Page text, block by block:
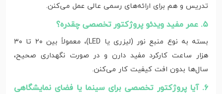
تدریس و هم برای ارائه‌های رسمی عالی عمل می‌کنن.
۵. عمر مفید ویدئو پروژکتور تخصصی چقدره؟
بسته به نوع منبع نور (لیزری یا LED)، معمولاً بین ۲۰ تا ۳۰
هزار ساعت کارکرد مفید دارن و در صورت نگهداری صحیح،
سال‌ها بدون افت کیفیت کار می‌کنن.
۶. آیا پروژکتور تخصصی برای سینما یا فضای نمایشگاهی